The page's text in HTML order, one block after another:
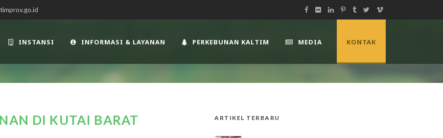
INSTANSI INFORMASI & LAYANAN PERKEBUNAN KALTIM MEDIA KONTAK
DI KUTAI BARAT
ARTIKEL TERBARU